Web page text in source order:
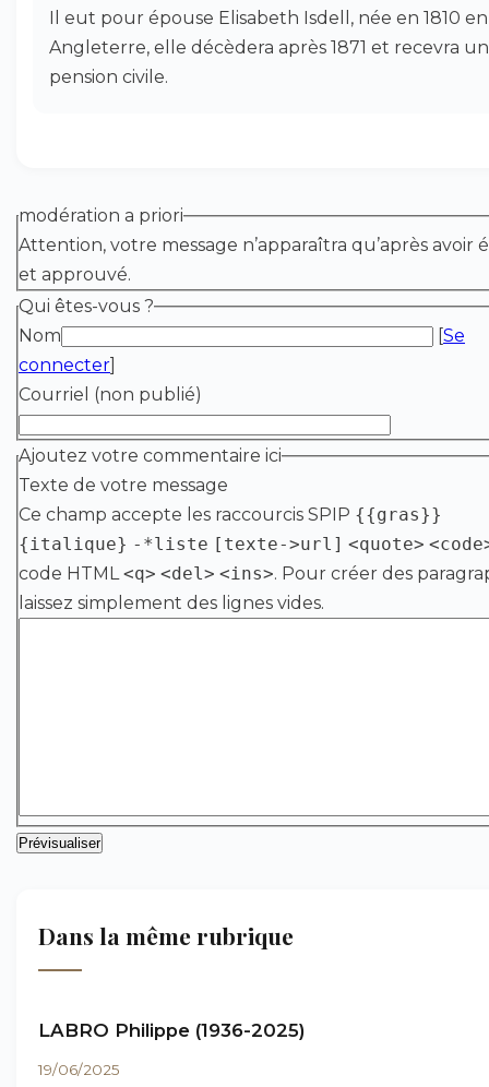
Il eut pour épouse Elisabeth Isdell, née en 1810 en
Angleterre, elle décèdera après 1871 et recevra
pension civile.
modération a priori
Attention, votre message n’apparaîtra qu’après avoir
et approuvé.
Qui êtes-vous ?
Nom
[Se
connecter]
Courriel (non publié)
Ajoutez votre commentaire ici
Texte de votre message
Ce champ accepte les raccourcis SPIP {{gras}}
{italique} -*liste [texte->url] <quote>
code HTML<q> <del> <ins>. Pour créer des
laissez simplement des lignes vides.
Dans la même rubrique
LABRO Philippe (1936-2025)
19/06/2025